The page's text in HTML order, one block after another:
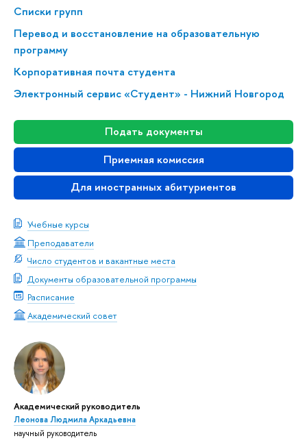
Списки групп
Перевод и восстановление на образовательную
программу
Корпоративная почта студента
Электронный сервис «Студент» - Нижний Новгород
Подать документы
Приемная комиссия
Для иностранных абитуриентов
Учебные курсы
Преподаватели
Число студентов и вакантные места
Документы образовательной программы
Расписание
Академический совет
Академический руководитель
Леонова Людмила Аркадьевна
научный руководитель